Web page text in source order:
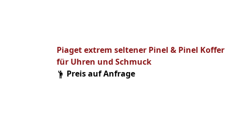
Piaget extrem seltener Pinel & Pinel Koffer
für Uhren und Schmuck
Preis auf Anfrage